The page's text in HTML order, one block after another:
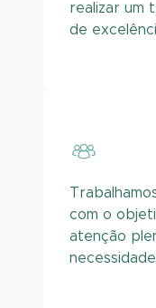
realizar um
de
com o
atenção